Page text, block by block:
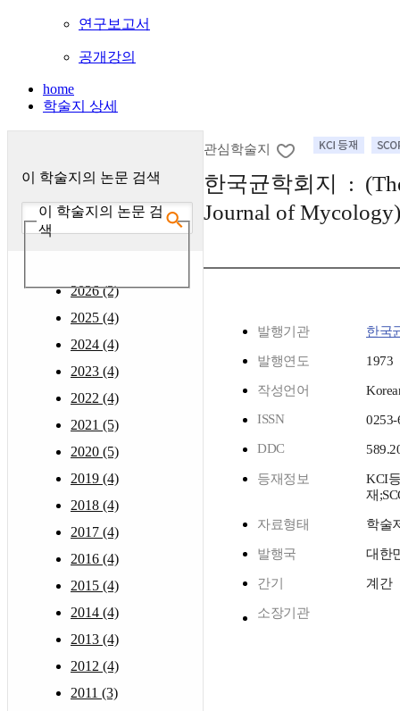
연구보고서
공개강의
home
학술지 상세
이 학술지의 논문 검색
이 학술지의 논문 검
색
2026 (2)
2025 (4)
2024 (4)
2023 (4)
2022 (4)
2021 (5)
2020 (5)
2019 (4)
2018 (4)
2017 (4)
2016 (4)
2015 (4)
2014 (4)
2013 (4)
2012 (4)
2011 (3)
관심학술지
한국균학회지 :
Journal of Mycology)
발행기관 한국
발행연도 1973
작성언어
ISSN
DDC
등재정보
KCI등
재
자료형태 학술
발행국 대한
간기 계간
소장기관